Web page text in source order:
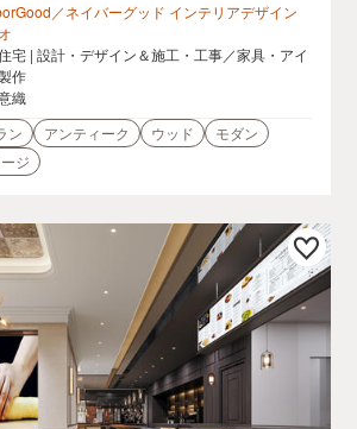
／ネイバーグッド インテリアデザイン
宅 | 設計・デザイン＆施工・工事／家具・アイ
作
織
ン
アンティーク ウッド
モダン
ジ